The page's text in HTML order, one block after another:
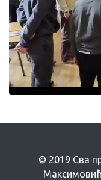
© 2019 Сва